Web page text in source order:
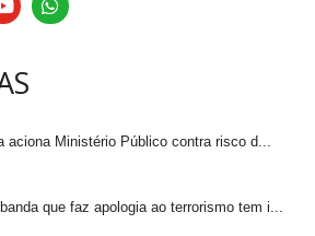
aciona Ministério Público contra risco d...
que faz apologia ao terrorismo tem i...